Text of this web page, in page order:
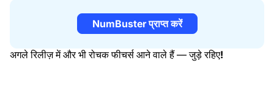
NumBuster प्राप्त करें
अगले रिलीज़ में और भी रोचक फीचर्स आने वाले हैं — जुड़े रहिए!